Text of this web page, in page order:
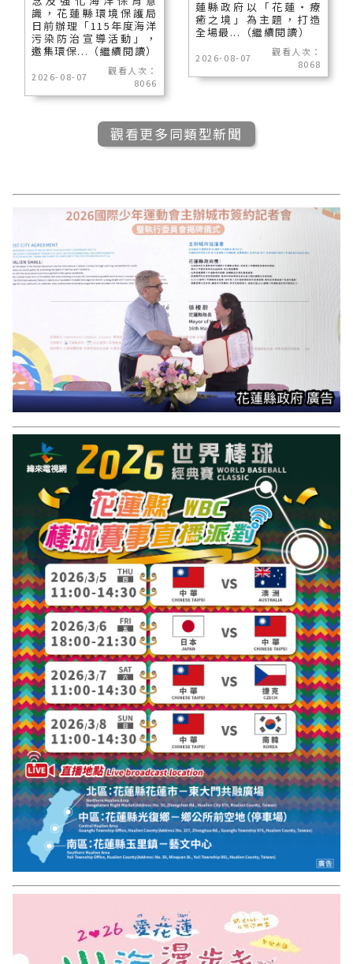
識，花蓮縣環境保護局
日前辦理「115年度海洋
污染防治宣導活動」，
邀集環保...（繼續閱讀）
2026-08-07
觀看人次：
8066
蓮縣政府以「花蓮‧療
癒之境」為主題，打造
全場最...（繼續閱讀）
2026-08-07
觀看人次：
8068
觀看更多同類型新聞